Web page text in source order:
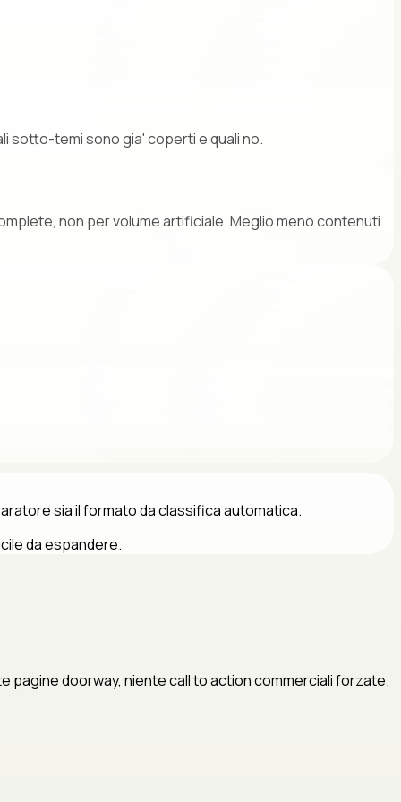
sotto-temi sono gia' coperti e quali no.
non per volume artificiale. Meglio meno contenuti
sia il formato da classifica automatica.
da espandere.
doorway, niente call to action commerciali forzate.